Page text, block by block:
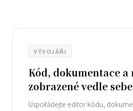
VÝVOJÁŘI
Kód, dokumentace a
zobrazené vedle sebe
Uspořádejte editor kódu,